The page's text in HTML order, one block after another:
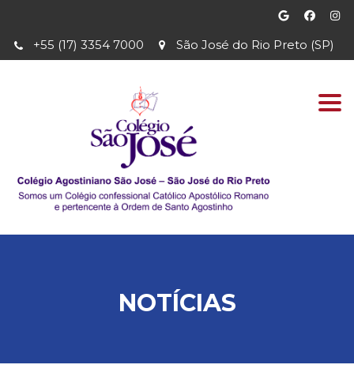
São José do Rio Preto (SP)
+55 (17) 3354 7000
NOTÍCIAS